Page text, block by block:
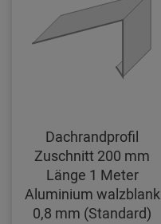
Dachrandprofil
Zuschnitt 200 mm
Länge 1 Meter
Aluminium walzblank
0,8 mm (Standard)